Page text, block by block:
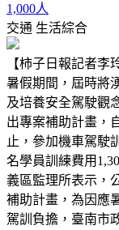
1,000人
交通 生活綜合
【柿子日報記者
暑假期間，屆時將
及培養安全駕駛觀
出專案補助計畫，
止，參加機車駕駛
名學員訓練費用
義區監理所表示，
補助計畫，為因應
駕訓負擔，臺南市